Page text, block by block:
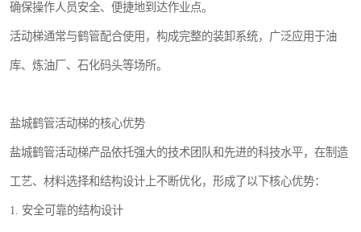
确保操作人员安全、便捷地到达作业点。
活动梯通常与鹤管配合使用，构成完整的装卸系统，广泛应用于油
库、炼油厂、石化码头等场所。
盐城鹤管活动梯的核心优势
盐城鹤管活动梯产品依托强大的技术团队和先进的科技水平，在制造
工艺、材料选择和结构设计上不断优化，形成了以下核心优势：
1. 安全可靠的结构设计